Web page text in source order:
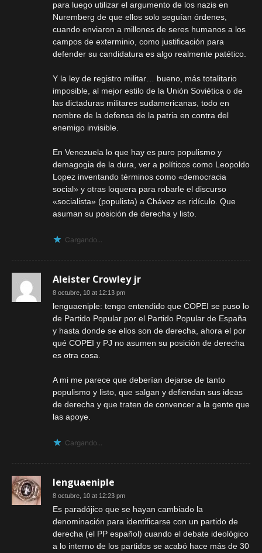
para luego utilizar el argumento de los nazis en
Nuremberg de que ellos solo seguían órdenes,
cuando enviaron a millones de seres humanos a los
campos de exterminio, como justificación para
defender su candidatura es algo realmente patético.
Y la ley de registro militar… bueno, más totalitario
imposible, al mejor estilo de la Unión Soviética o de
las dictaduras militares sudamericanas, todo en
nombre de la defensa de la patria en contra del
enemigo invisible.
En Venezuela lo que hay es puro populismo y
demagogia de la dura, ver a políticos como Leopoldo
Lopez inventando términos como «democracia
social» y otras loquera para robarle el discurso
«socialista» (populista) a Chávez es ridículo. Que
asuman su posición de derecha y listo.
Cargando...
Aleister Crowley jr
8 octubre, 10 at 12:13 pm
lenguaeniple: tengo entendido que COPEI se puso lo
de Partido Popular por el Partido Popular de España
y hasta donde se ellos son de derecha, ahora el por
qué COPEI y PJ no asumen su posición de derecha
es otra cosa.
A mi me parece que deberían dejarse de tanto
populismo y listo, que salgan y defiendan sus ideas
de derecha y que traten de convencer a la gente que
las apoye.
Cargando...
lenguaeniple
8 octubre, 10 at 12:23 pm
Es paradójico que se hayan cambiado la
denominación para identificarse con un partido de
derecha (el PP español) cuando el debate ideológico
a lo interno de los partidos se acabó hace más de 30